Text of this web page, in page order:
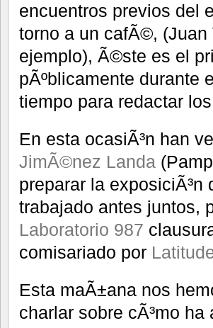
encuentros previos del
torno a un cafÃ©,
ejemplo), Ã©ste es el
pÃºblicamente durante
tiempo para redactar
En esta ocasiÃ³n han
JimÃ©nez Landa
preparar la
trabajado antes juntos,
Laboratorio 987
comisariado por
Esta maÃ±ana nos
charlar sobre cÃ³mo